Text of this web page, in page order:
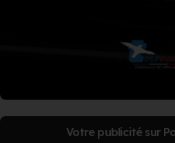
Votre publicité sur